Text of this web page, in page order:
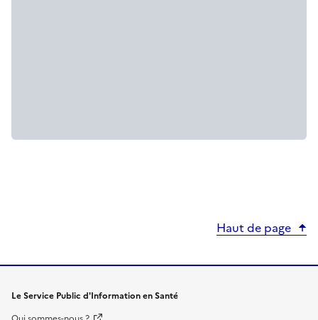
Haut de page
Le Service Public d'Information en Santé